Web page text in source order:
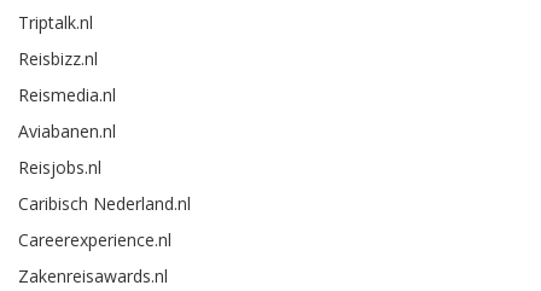
Triptalk.nl
Reisbizz.nl
Reismedia.nl
Aviabanen.nl
Reisjobs.nl
Caribisch Nederland.nl
Careerexperience.nl
Zakenreisawards.nl